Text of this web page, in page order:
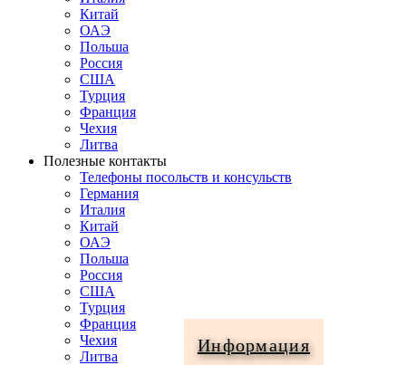
Китай
ОАЭ
Польша
Россия
США
Турция
Франция
Чехия
Литва
Полезные контакты
Телефоны посольств и консульств
Германия
Италия
Китай
ОАЭ
Польша
Россия
США
Турция
Франция
Чехия
Литва
Информация